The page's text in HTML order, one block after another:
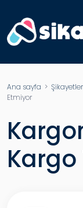
Ana sayfa > Şikayetler
Etmiyor